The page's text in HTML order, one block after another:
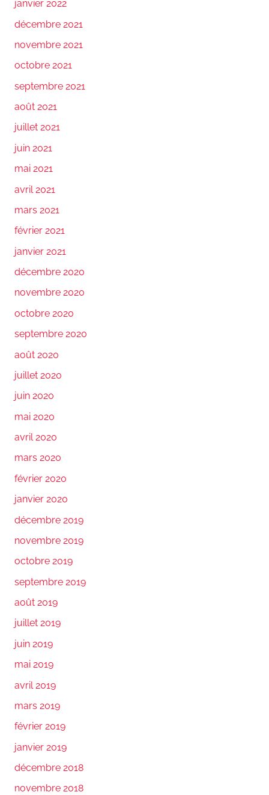
janvier 2022
décembre 2021
novembre 2021
octobre 2021
septembre 2021
août 2021
juillet 2021
juin 2021
mai 2021
avril 2021
mars 2021
février 2021
janvier 2021
décembre 2020
novembre 2020
octobre 2020
septembre 2020
août 2020
juillet 2020
juin 2020
mai 2020
avril 2020
mars 2020
février 2020
janvier 2020
décembre 2019
novembre 2019
octobre 2019
septembre 2019
août 2019
juillet 2019
juin 2019
mai 2019
avril 2019
mars 2019
février 2019
janvier 2019
décembre 2018
novembre 2018